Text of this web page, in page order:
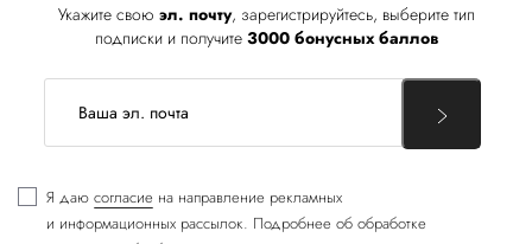
Укажите свою эл. почту, зарегистрируйтесь, выберите тип
подписки и получите 3000 бонусных баллов
Я даю согласие на направление рекламных
и информационных рассылок. Подробнее об обработке